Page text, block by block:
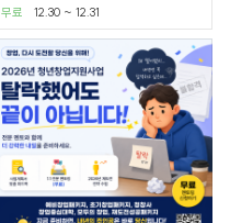
12.30 ~ 12.31
무료